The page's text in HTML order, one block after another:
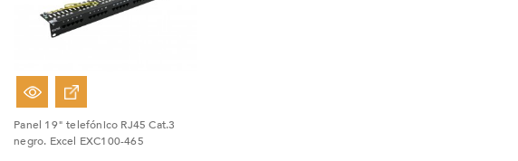
Panel 19" telefónico RJ45 Cat.3
negro. Excel EXC100-465